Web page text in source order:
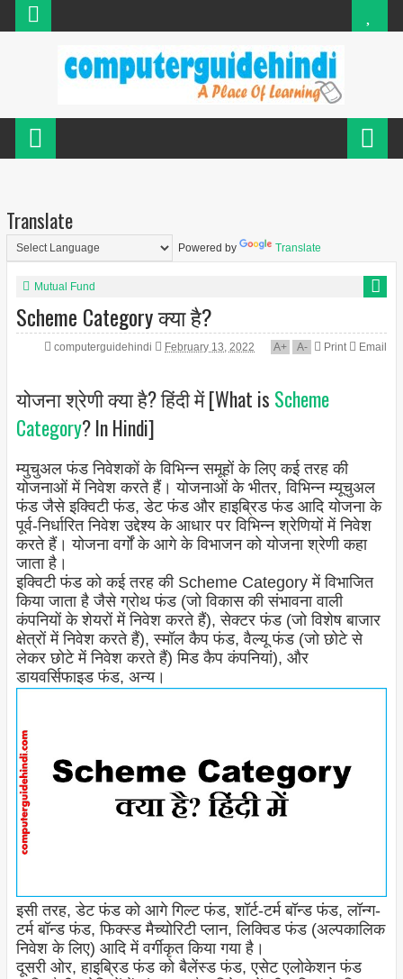
Translate
Powered by Translate
Mutual Fund
Scheme Category क्या है?
computerguidehindi February 13, 2022 A+ A- Print Email
योजना श्रेणी क्या है? हिंदी में [What is Scheme
Category? In Hindi]
म्युचुअल फंड निवेशकों के विभिन्न समूहों के लिए कई तरह की
योजनाओं में निवेश करते हैं। योजनाओं के भीतर, विभिन्न म्यूचुअल
फंड जैसे इक्विटी फंड, डेट फंड और हाइब्रिड फंड आदि योजना के
पूर्व-निर्धारित निवेश उद्देश्य के आधार पर विभिन्न श्रेणियों में निवेश
करते हैं। योजना वर्गों के आगे के विभाजन को योजना श्रेणी कहा
जाता है।
इक्विटी फंड को कई तरह की Scheme Category में विभाजित
किया जाता है जैसे ग्रोथ फंड (जो विकास की संभावना वाली
कंपनियों के शेयरों में निवेश करते हैं), सेक्टर फंड (जो विशेष बाजार
क्षेत्रों में निवेश करते हैं), स्मॉल कैप फंड, वैल्यू फंड (जो छोटे से
लेकर छोटे में निवेश करते हैं) मिड कैप कंपनियां), और
डायवर्सिफाइड फंड, अन्य।
इसी तरह, डेट फंड को आगे गिल्ट फंड, शॉर्ट-टर्म बॉन्ड फंड, लॉन्ग-
टर्म बॉन्ड फंड, फिक्स्ड मैच्योरिटी प्लान, लिक्विड फंड (अल्पकालिक
निवेश के लिए) आदि में वर्गीकृत किया गया है।
दूसरी ओर, हाइब्रिड फंड को बैलेंस्ड फंड, एसेट एलोकेशन फंड